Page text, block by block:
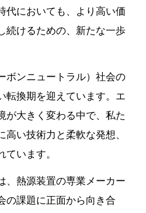
代においても、より高い価
続けるための、新たな一歩
ボンニュートラル）社会の
転換期を迎えています。エ
が大きく変わる中で、私た
い技術力と柔軟な発想、
ています。
、熱源装置の専業メーカー
の課題に正面から向き合